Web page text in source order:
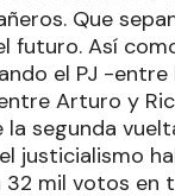
Que
futuro. Así
el PJ -entre
Arturo y
segunda
justicialismo
mil votos en